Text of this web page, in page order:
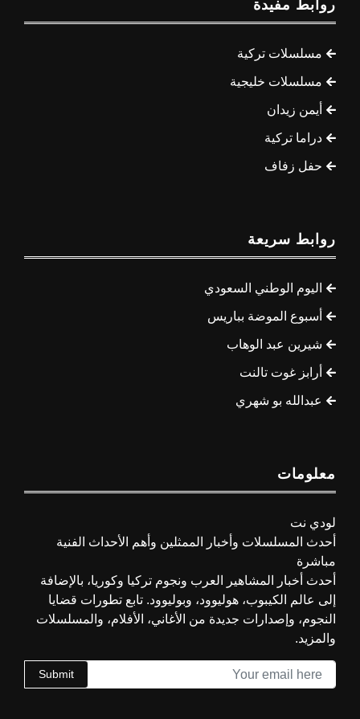
روابط مفيدة
مسلسلات تركية
مسلسلات خليجية
أيمن زيدان
دراما تركية
حفل زفاف
روابط سريعة
اليوم الوطني السعودي
أسبوع الموضة بباريس
شيرين عبد الوهاب
أرابز غوت تالنت
عبدالله بو شهري
معلومات
لودي نت
أحدث المسلسلات وأخبار الممثلين وأهم الأحداث الفنية
مباشرة
أحدث أخبار المشاهير العرب ونجوم تركيا وكوريا، بالإضافة
إلى عالم الكيبوب، هوليوود، وبوليوود. تابع تطورات قضايا
النجوم، وإصدارات جديدة من الأغاني، الأفلام، والمسلسلات
والمزيد.
Submit